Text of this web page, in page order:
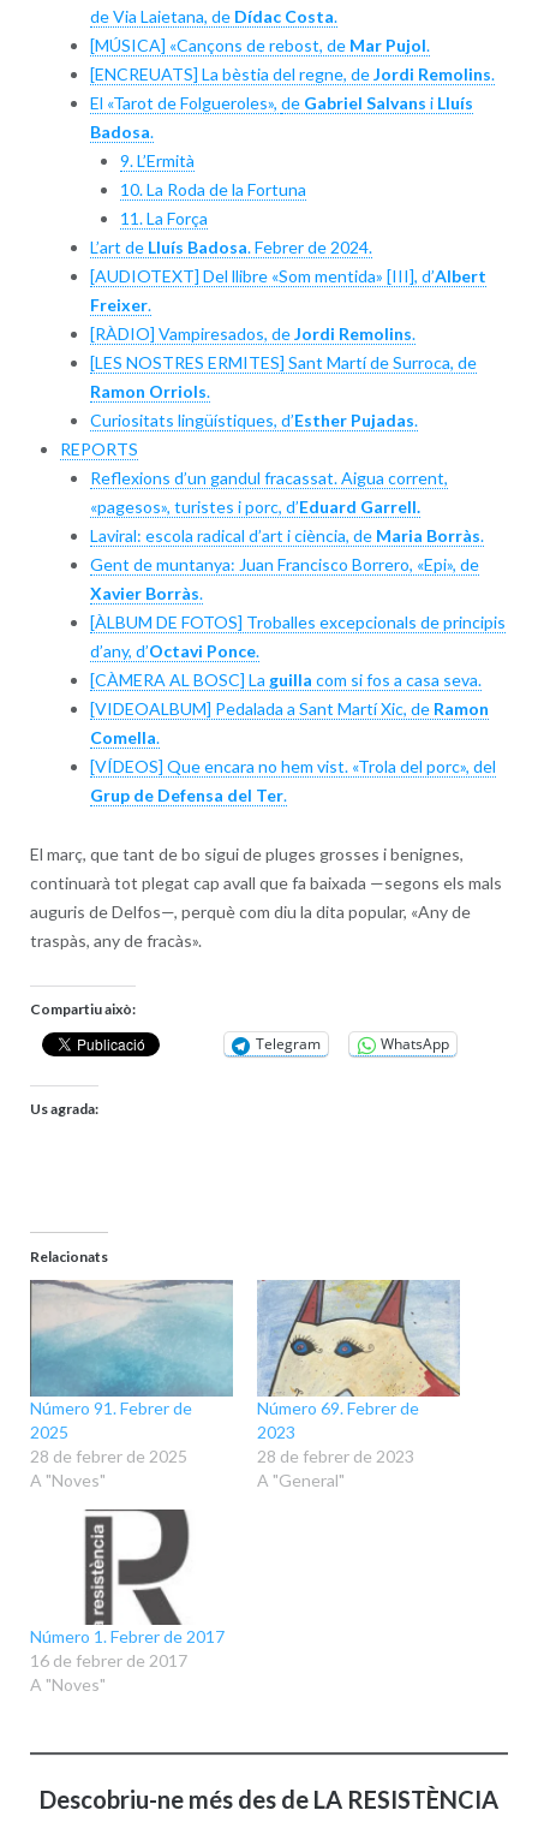
de Via Laietana, de Dídac Costa.
[MÚSICA] «Cançons de rebost, deMar Pujol.
[ENCREUATS] La bèstia del regne, deJordi Remolins.
El «Tarot de Folgueroles», de Gabriel Salvans i Lluís
Badosa.
9. L’Ermità
10. La Roda de la Fortuna
11. La Força
L’art de Lluís Badosa. Febrer de 2024.
[AUDIOTEXT] Del llibre «Som mentida» [III], d’Albert
Freixer.
[RÀDIO] Vampiresados, deJordi Remolins.
[LES NOSTRES ERMITES] Sant Martí de Surroca, de
Ramon Orriols.
Curiositats lingüístiques, d’Esther Pujadas.
REPORTS
Reflexions d’un gandul fracassat. Aigua corrent,
«pagesos», turistes i porc, d’Eduard Garrell.
Laviral: escola radical d’art i ciència, deMaria Borràs.
Gent de muntanya: Juan Francisco Borrero, «Epi», de
Xavier Borràs.
[ÀLBUM DE FOTOS] Troballes excepcionals de principis
d’any, d’Octavi Ponce.
[CÀMERA AL BOSC] La guilla com si fos a casa seva.
[VIDEOALBUM] Pedalada a Sant Martí Xic, de Ramon
Comella.
[VÍDEOS] Que encara no hem vist. «Trola del porc», del
Grup de Defensa del Ter.
El març, que tant de bo sigui de pluges grosses i benignes,
continuarà tot plegat cap avall que fa baixada —segons els mals
auguris de Delfos—, perquè com diu la dita popular, «Any de
traspàs, any de fracàs».
Compartiu això:
Telegram WhatsApp
Us agrada:
Relacionats
Número 91. Febrer de
2025
28 de febrer de 2025
A "Noves"
Número 69. Febrer de
2023
28 de febrer de 2023
A "General"
Número 1. Febrer de 2017
16 de febrer de 2017
A "Noves"
Descobriu-ne més des de LA RESISTÈNCIA